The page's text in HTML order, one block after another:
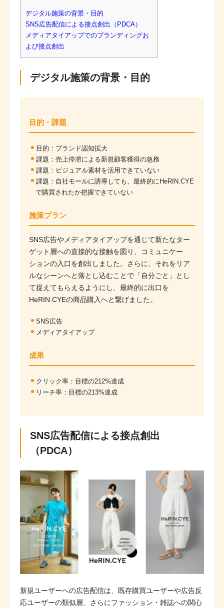
デジタル施策の背景・目的
SNS広告配信による接点創出（PDCA）
メディアタイアップでのブランディングお
よび接点創出
デジタル施策の背景・目的
目的・課題
目的：ブランド認知拡大
課題：売上停滞による新規顧客獲得の急務
課題：ビジュアル素材を活用できていない
課題：自社モールに誘導しても、最終的にHeRIN.CYE
で購買されたか把握できていない
施策プラン
SNS広告やメディアタイアップを通じて新たなター
ゲット層への直接的な接触を図り、コミュニケー
ションの入口を創出しました。さらに、それをリア
ルなシーンへと落とし込むことで「自分ごと」とし
て捉えてもらえるようにし、最終的に出口を
HeRIN.CYEの商品購入へと繋げました。
SNS広告
メディアタイアップ
成果
クリック率：目標の212%達成
リーチ率：目標の213%達成
SNS広告配信による接点創出
（PDCA）
新規ユーザーへの広告配信は、既存購買ユーザーや広告反
応ユーザーの類似層、さらにファッション・雑誌への関心